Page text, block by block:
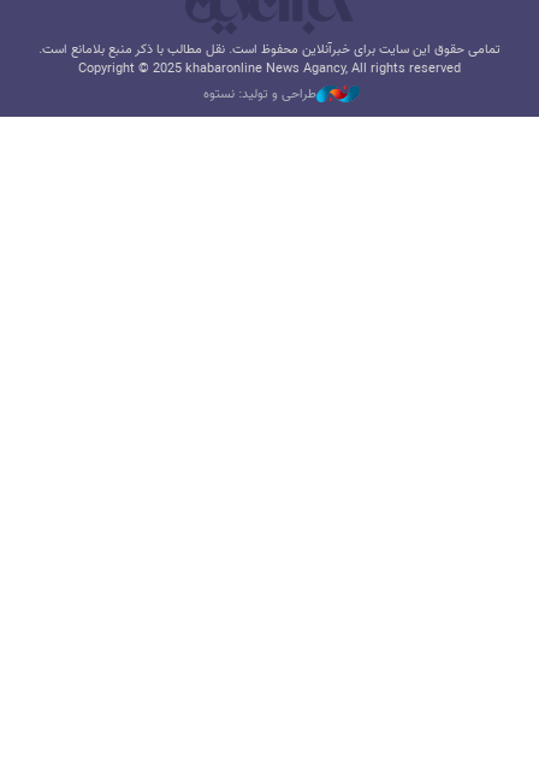
تمامی حقوق این سایت برای خبرآنلاین محفوظ است. نقل مطالب با ذکر منبع بلامانع است.
Copyright © 2025 khabaronline News Agancy, All rights reserved
طراحی و تولید: نستوه